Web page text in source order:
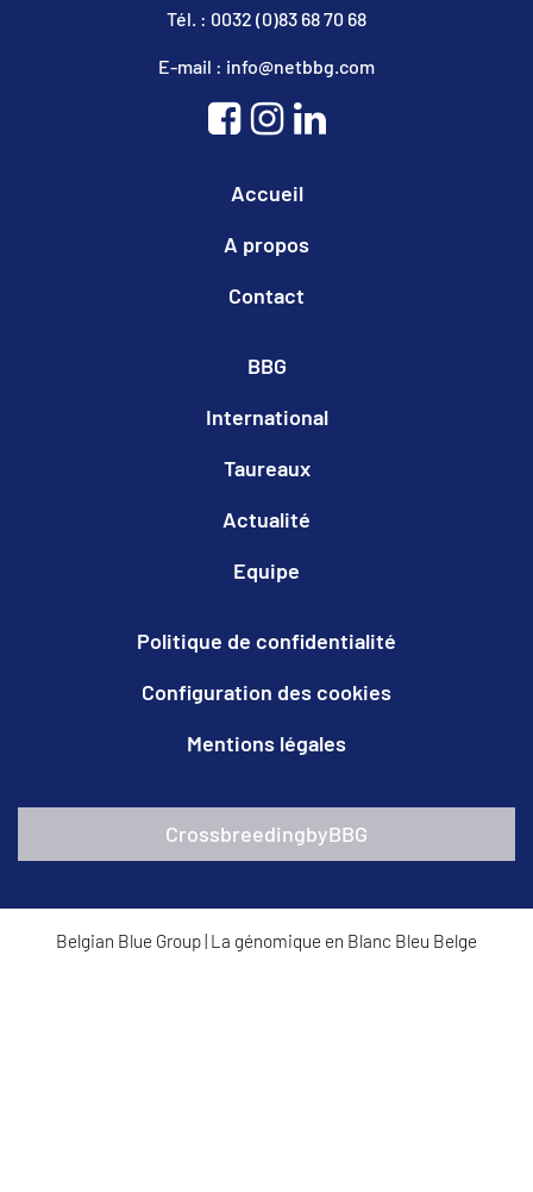
Tél. : 0032 (0)83 68 70 68
E-mail : info@netbbg.com
Accueil
A propos
Contact
BBG
International
Taureaux
Actualité
Equipe
Politique de confidentialité
Configuration des cookies
Mentions légales
CrossbreedingbyBBG
Belgian Blue Group| La génomique en Blanc Bleu Belge